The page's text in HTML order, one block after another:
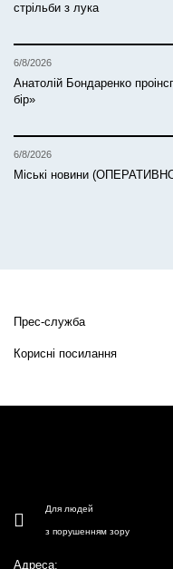
стрільби з лука
6/8/2026
Анатолій Бондаренко
бір»
6/8/2026
Міські новини
Прес-служба
Корисні посилання
Для людей
з порушенням зору
Адреса: